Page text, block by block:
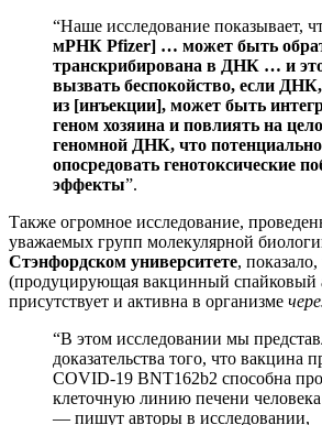
“Наше исследование показывает,
мРНК Pfizer] … может быть
транскрибирована в ДНК … и
вызвать беспокойство, если
из [инъекции], может быть
геном хозяина и повлиять на
геномной ДНК, что
опосредовать генотоксические
эффекты”.
Также огромное исследование,
уважаемых групп молекулярной
Стэнфордском университете,
(продуцирующая вакцинный спайковый
присутствует и активна в организме
“В этом исследовании мы
доказательства того, что вакцина
COVID-19 BNT162b2 способна
клеточную линию печени
— пишут авторы в исследовании,